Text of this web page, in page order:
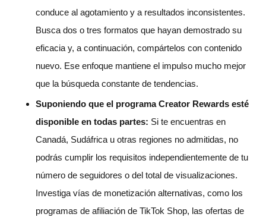
conduce al agotamiento y a resultados inconsistentes.
Busca dos o tres formatos que hayan demostrado su
eficacia y, a continuación, compártelos con contenido
nuevo. Ese enfoque mantiene el impulso mucho mejor
que la búsqueda constante de tendencias.
Suponiendo que el programa Creator Rewards esté
disponible en todas partes: Si te encuentras en
Canadá, Sudáfrica u otras regiones no admitidas, no
podrás cumplir los requisitos independientemente de tu
número de seguidores o del total de visualizaciones.
Investiga vías de monetización alternativas, como los
programas de afiliación de TikTok Shop, las ofertas de